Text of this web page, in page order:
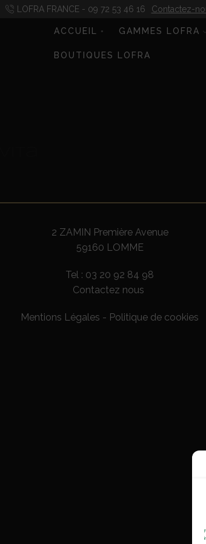
LOFRA FRANCE - 09 72 53 46 16 Contactez-
ACCUEIL GAMMES LOFRA
BOUTIQUES LOFRA
2 ZAMIN Première Avenue
59160 LOMME
Tel : 03 20 92 84 98
Contactez nous
Mentions Légales - Politique de cookies